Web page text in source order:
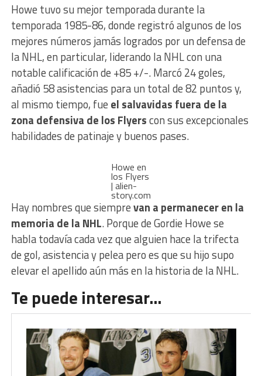
Howe tuvo su mejor temporada durante la
temporada 1985-86, donde registró algunos de los
mejores números jamás logrados por un defensa de
la NHL, en particular, liderando la NHL con una
notable calificación de +85 +/-. Marcó 24 goles,
añadió 58 asistencias para un total de 82 puntos y,
al mismo tiempo, fue el salvavidas fuera de la
zona defensiva de los Flyerscon sus excepcionales
habilidades de patinaje y buenos pases.
Howe en
los Flyers
| alien-
story.com
Hay nombres que siemprevan a permanecer en la
memoria de la NHL. Porque de Gordie Howe se
habla todavía cada vez que alguien hace la trifecta
de gol, asistencia y pelea pero es que su hijo supo
elevar el apellido aún más en la historia de la NHL.
Te puede interesar…